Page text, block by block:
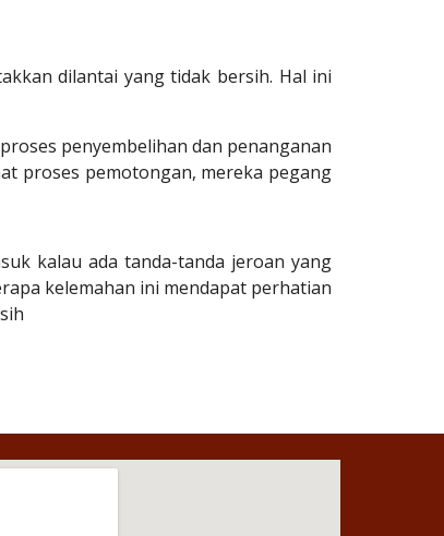
dilantai yang tidak bersih. Hal ini
penyembelihan dan penanganan
proses pemotongan, mereka pegang
kalau ada tanda-tanda jeroan yang
kelemahan ini mendapat perhatian